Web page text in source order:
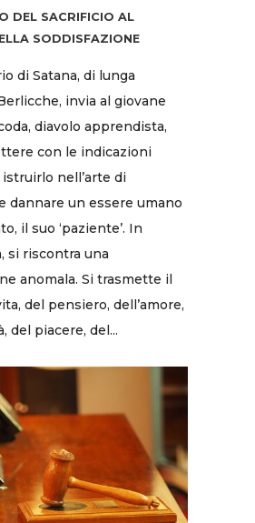
DEL SACRIFICIO AL
SODDISFAZIONE
di Satana, di lunga
invia al giovane
diavolo apprendista,
con le indicazioni
nell’arte di
dannare un essere umano
il suo ‘paziente’. In
si riscontra una
anomala. Si trasmette il
del pensiero, dell’amore,
del piacere, del...